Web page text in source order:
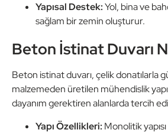
Yapısal Destek:Yol, bina ve
sağlam bir zemin oluşturur.
Beton İstinat Duvarı
Beton istinat duvarı, çelik donatılarla
malzemeden üretilen mühendislik
dayanım gerektiren alanlarda tercih
Yapı Özellikleri: Monolitik